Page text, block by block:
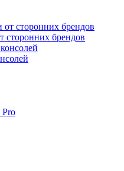
сторонних брендов